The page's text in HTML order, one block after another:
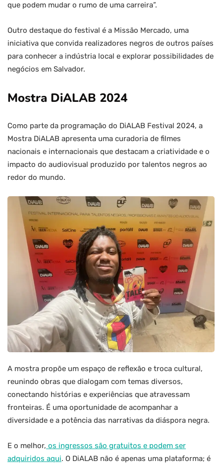
que podem mudar o rumo de uma carreira”​.
Outro destaque do festival é a Missão Mercado, uma
iniciativa que convida realizadores negros de outros países
para conhecer a indústria local e explorar possibilidades de
negócios em Salvador.
Mostra DiALAB 2024
Como parte da programação do DiALAB Festival 2024, a
Mostra DiALAB apresenta uma curadoria de filmes
nacionais e internacionais que destacam a criatividade e o
impacto do audiovisual produzido por talentos negros ao
redor do mundo.
A mostra propõe um espaço de reflexão e troca cultural,
reunindo obras que dialogam com temas diversos,
conectando histórias e experiências que atravessam
fronteiras. É uma oportunidade de acompanhar a
diversidade e a potência das narrativas da diáspora negra.
E o melhor, os ingressos são gratuitos e podem ser
adquiridos aqui. O DiALAB não é apenas uma plataforma; é